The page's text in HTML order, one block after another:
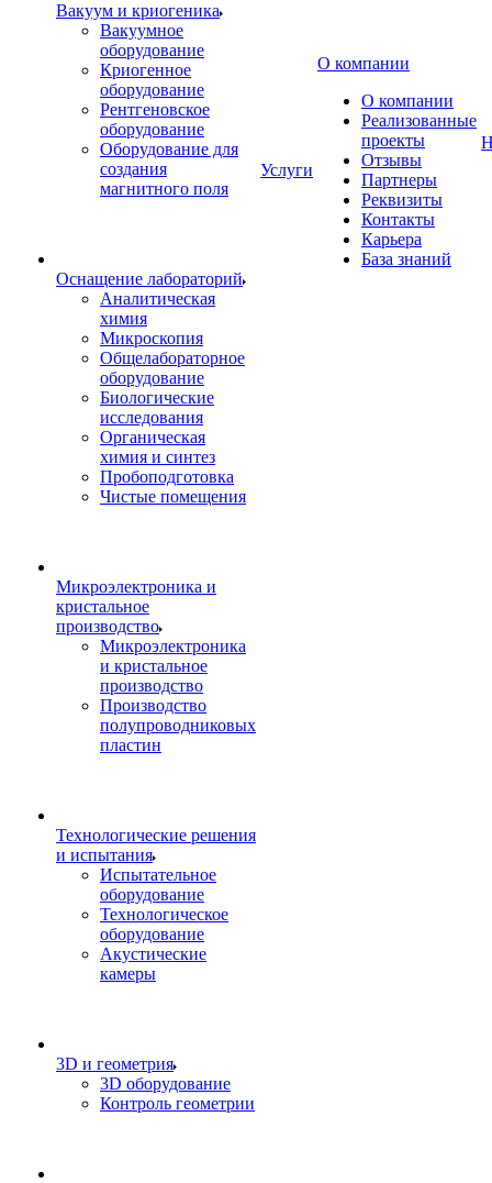
Вакуум и криогеника
Вакуумное
оборудование
Криогенное
оборудование
Рентгеновское
оборудование
Оборудование для
создания
магнитного поля
Оснащение лабораторий
Аналитическая
химия
Микроскопия
Общелабораторное
оборудование
Биологические
исследования
Органическая
химия и синтез
Пробоподготовка
Чистые помещения
Микроэлектроника и
кристальное
производство
Микроэлектроника
и кристальное
производство
Производство
полупроводниковых
пластин
Технологические решения
и испытания
Испытательное
оборудование
Технологическое
оборудование
Акустические
камеры
3D и геометрия
3D оборудование
Контроль геометрии
Услуги
О компании
О компании
Реализованные
проекты
Отзывы
Партнеры
Реквизиты
Контакты
Карьера
База знаний